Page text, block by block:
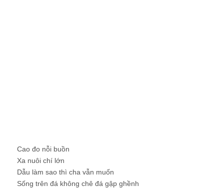
Cao đo nỗi buồn
Xa nuôi chí lớn
Dẫu làm sao thì cha vẫn muốn
Sống trên đá không chê đá gập ghềnh